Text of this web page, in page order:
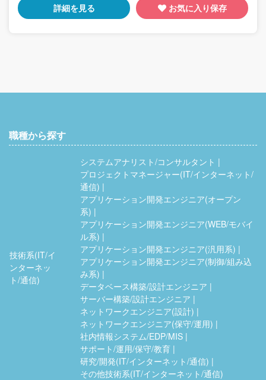
詳細を見る お気に入り保存
職種から探す
技術系(IT/イ
ンターネッ
ト/通信)
システムアナリスト/コンサルタント
プロジェクトマネージャー(IT/インターネット/
通信)
アプリケーション開発エンジニア(オープン
系)
アプリケーション開発エンジニア(WEB/モバイ
ル系)
アプリケーション開発エンジニア(汎用系)
アプリケーション開発エンジニア(制御/組み込
み系)
データベース構築/設計エンジニア
サーバー構築/設計エンジニア
ネットワークエンジニア(設計)
ネットワークエンジニア(保守/運用)
社内情報システム/EDP/MIS
サポート/運用/保守/教育
研究/開発(IT/インターネット/通信)
その他技術系(IT/インターネット/通信)